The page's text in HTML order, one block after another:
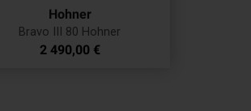
Hohner
Bravo III 80 Hohner
Prix
2 490,00 €